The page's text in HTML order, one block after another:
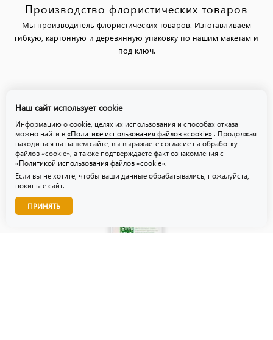
Производство флористических товаров
Мы производитель флористических товаров. Изготавливаем
гибкую, картонную и деревянную упаковку по нашим макетам и
под ключ.
Политика использования файлов «cookie»
Звоните нам!
Наш сайт использует cookie
Информацию о cookie, целях их использования и способах отказа
можно найти в «Политике использования файлов «cookie» . Продолжая
находиться на нашем сайте, вы выражаете согласие на обработку
файлов «cookie», а также подтверждаете факт ознакомления с
«Политикой использования файлов «cookie».
Если вы не хотите, чтобы ваши данные обрабатывались, пожалуйста,
покиньте сайт.
ПРИНЯТЬ